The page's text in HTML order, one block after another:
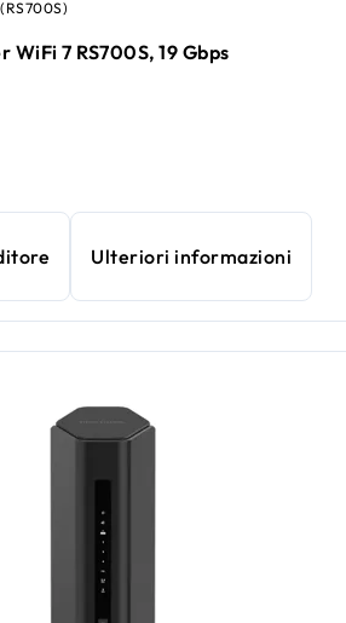
WiFi 7 RS700S, 19 Gbps
Ulteriori informazioni